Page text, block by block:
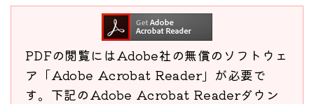
PDFの閲覧にはAdobe社の無償のソフトウェ
ア「Adobe Acrobat Reader」が必要で
す。下記のAdobe Acrobat Readerダウン